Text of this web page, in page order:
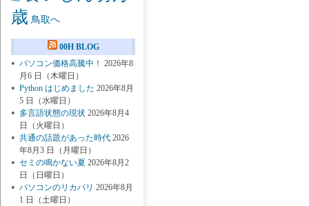
歳 鳥取へ
00H BLOG
パソコン価格高騰中！ 2026年8
月6 日（木曜日）
Python はじめました 2026年8月
5 日（水曜日）
多言語状態の現状 2026年8月4
日（火曜日）
共通の話題があった時代 2026
年8月3 日（月曜日）
セミの鳴かない夏 2026年8月2
日（日曜日）
パソコンのリカバリ 2026年8月
1 日（土曜日）